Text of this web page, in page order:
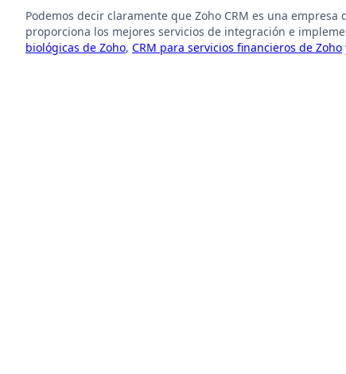
Podemos decir claramente que Zoho CRM es una empresa
proporciona los mejores servicios de integración e
biológicas de Zoho, CRM para servicios financieros de Zoho